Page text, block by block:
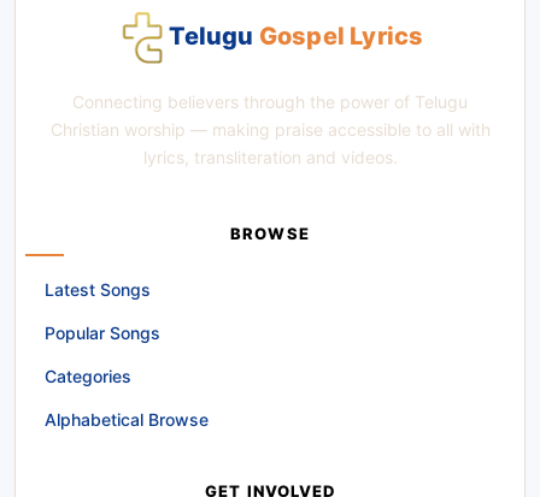
Telugu Gospel Lyrics
Connecting believers through the power of Telugu
Christian worship — making praise accessible to all with
lyrics, transliteration and videos.
BROWSE
Latest Songs
Popular Songs
Categories
Alphabetical Browse